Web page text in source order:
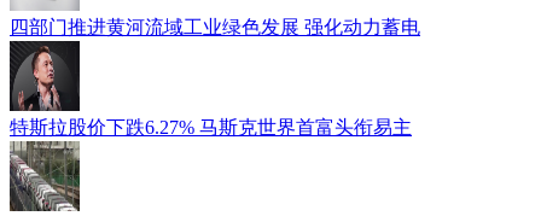
四部门推进黄河流域工业绿色发展 强化动力蓄电
特斯拉股价下跌6.27% 马斯克世界首富头衔易主